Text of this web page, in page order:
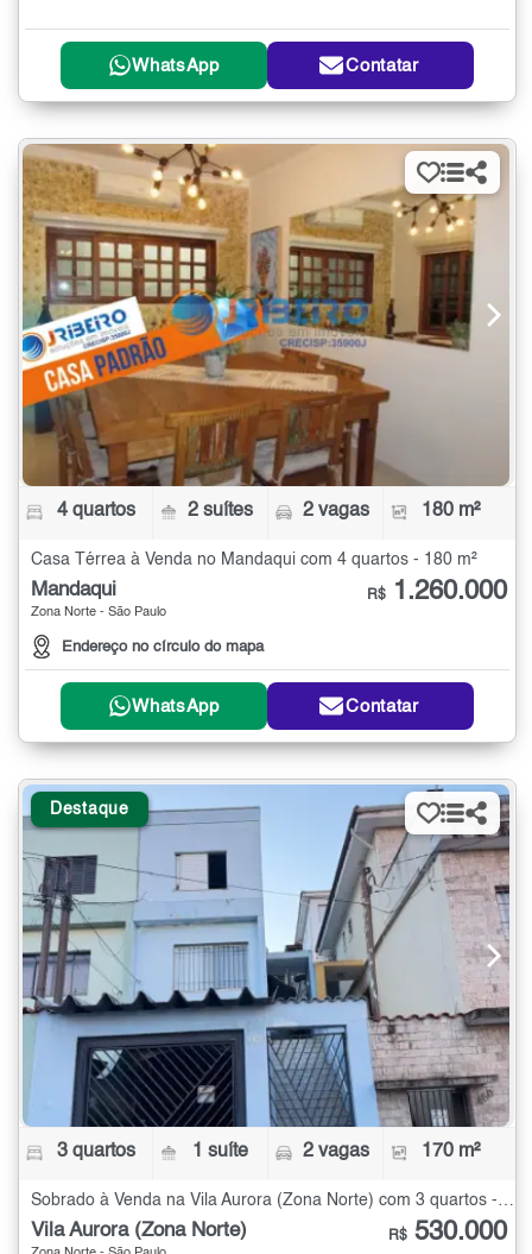
WhatsApp Contatar
4 quartos 2 suítes 2 vagas 180 m²
Casa Térrea à Venda no Mandaqui com 4 quartos - 180 m²
Mandaqui
Zona Norte - São Paulo
Endereço no círculo do mapa
R$ 1.260.000
WhatsApp Contatar
Destaque
3 quartos 1 suíte 2 vagas 170 m²
Sobrado à Venda na Vila Aurora (Zona Norte) com 3 quartos - 170 m²
Vila Aurora (Zona Norte) R$ 530.000